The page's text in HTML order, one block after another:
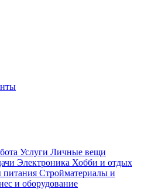
Услуги Личные вещи
Электроника Хобби и отдых
Стройматериалы и
и оборудование